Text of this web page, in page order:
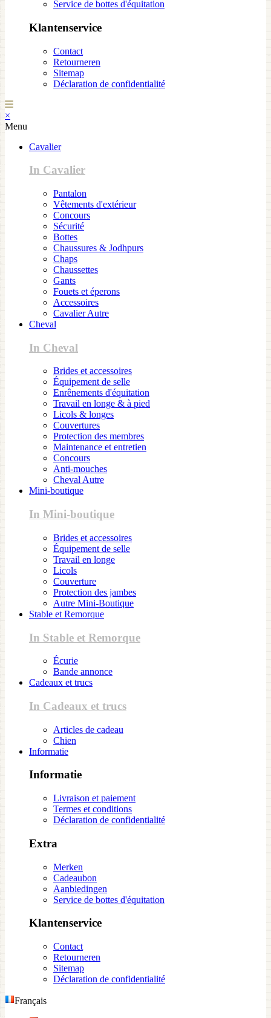
Service de bottes d'équitation
Klantenservice
Contact
Retourneren
Sitemap
Déclaration de confidentialité
×
Menu
Cavalier
In Cavalier
Pantalon
Vêtements d'extérieur
Concours
Sécurité
Bottes
Chaussures & Jodhpurs
Chaps
Chaussettes
Gants
Fouets et éperons
Accessoires
Cavalier Autre
Cheval
In Cheval
Brides et accessoires
Équipement de selle
Enrênements d'équitation
Travail en longe & à pied
Licols & longes
Couvertures
Protection des membres
Maintenance et entretien
Concours
Anti-mouches
Cheval Autre
Mini-boutique
In Mini-boutique
Brides et accessoires
Équipement de selle
Travail en longe
Licols
Couverture
Protection des jambes
Autre Mini-Boutique
Stable et Remorque
In Stable et Remorque
Écurie
Bande annonce
Cadeaux et trucs
In Cadeaux et trucs
Articles de cadeau
Chien
Informatie
Informatie
Livraison et paiement
Termes et conditions
Déclaration de confidentialité
Extra
Merken
Cadeaubon
Aanbiedingen
Service de bottes d'équitation
Klantenservice
Contact
Retourneren
Sitemap
Déclaration de confidentialité
Français